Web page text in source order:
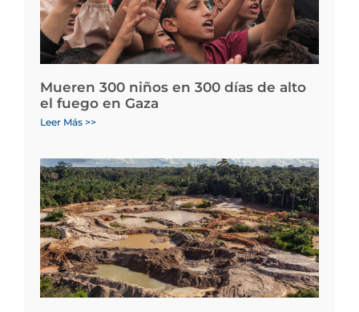
Mueren 300 niños en 300 días de alto
el fuego en Gaza
Leer Más >>